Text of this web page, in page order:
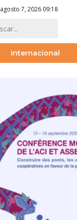
agosto 7, 2026 09:18
Internacional